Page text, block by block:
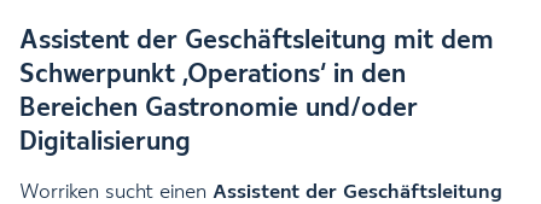
Assistent der Geschäftsleitung mit dem
Schwerpunkt ‚Operations‘ in den
Bereichen Gastronomie und/oder
Digitalisierung
Worriken sucht einen Assistent der Geschäftsleitung